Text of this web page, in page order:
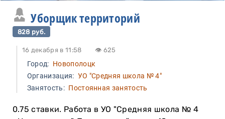
Уборщик территорий
828 руб.
16 декабря в 11:58 👁 625
Город: Новополоцк
Организация: УО "Средняя школа № 4"
Занятость:Постоянная занятость
0.75 ставки. Работа в УО "Средняя школа № 4